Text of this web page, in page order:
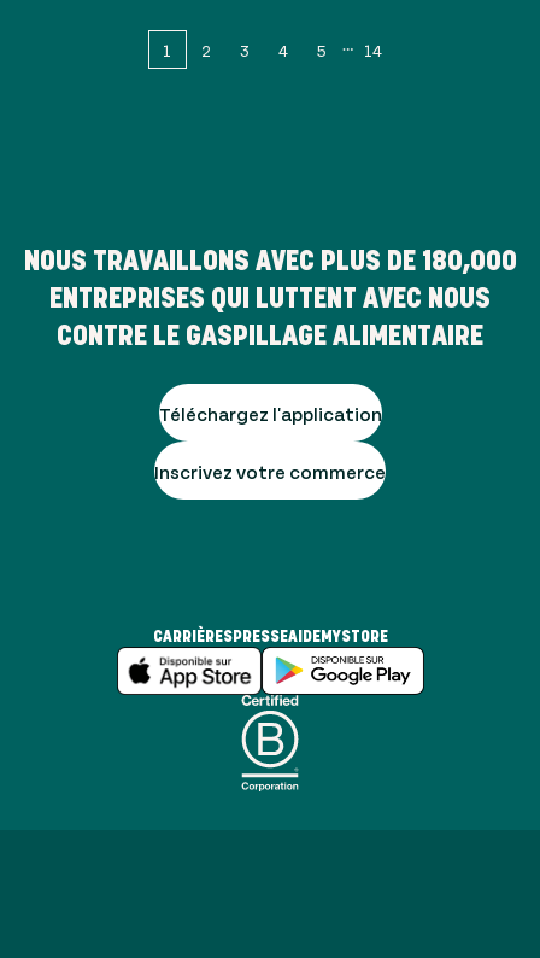
1 2 3 4 5 14
NOUS TRAVAILLONS AVEC PLUS DE 180,000
ENTREPRISES QUI LUTTENT AVEC NOUS
CONTRE LE GASPILLAGE ALIMENTAIRE
Téléchargez l'application
Inscrivez votre commerce
CARRIÈRESPRESSEAIDEMYSTORE